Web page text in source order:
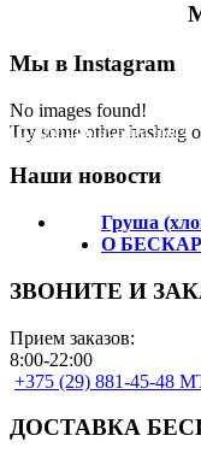
Мы в Instagram
No images found!
Try some other hashtag
Подпишитесь на нас!
Наши новости
Груша
О
ЗВОНИТЕ И
Прием заказов:
8:00-22:00
+375 (29) 881-45-48
ДОСТАВКА